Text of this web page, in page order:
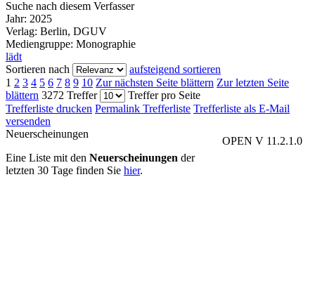
Suche nach diesem Verfasser
Jahr: 2025
Verlag: Berlin, DGUV
Mediengruppe: Monographie
lädt
Sortieren nach
aufsteigend sortieren
1 2 3 4 5 6 7 8 9 10 Zur nächsten Seite blättern Zur letzten Seite
blättern 3272 Treffer
Treffer pro Seite
Trefferliste drucken Permalink Trefferliste Trefferliste als E-Mail
versenden
OPEN V 11.2.1.0
Neuerscheinungen
Eine Liste mit den Neuerscheinungen der
letzten 30 Tage finden Sie hier.